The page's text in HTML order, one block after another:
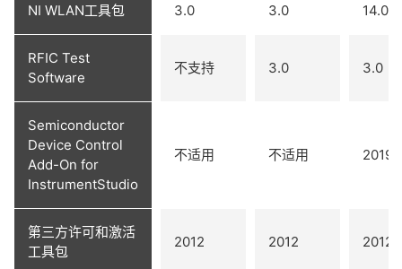
NI WLAN工具包 3.0 3.0 14.0
RFIC Test
Software
不支持 3.0 3.0
Semiconductor
Device Control
Add-On for
InstrumentStudio
不适用 不适用 2019
第三方许可和激活
工具包
2012 2012 2012